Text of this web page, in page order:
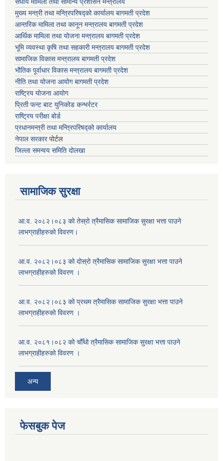
मुख्य मन्त्री तथा मन्त्रिपरिषद्को कार्यालय बागमती प्रदेश
आन्तरिक मामिला तथा कानून मन्त्रालय बागमती प्रदेश
आर्थिक मामिला तथा योजना मन्त्रालय बागमती प्रदेश
भूमि व्यवस्था कृषि तथा सहकारी मन्त्रालय बागमती प्रदेश
सामाजिक विकास मन्त्रालय बागमती प्रदेश
भौतिक पूर्वाधार विकास मन्त्रालय बागमती प्रदेश
नीति तथा योजना आयोग बागमती प्रदेश
राष्ट्रिय योजना आयोग
प्रिती फन्ट बाट युनिकोड कन्भर्रटर
राष्ट्रिय परीक्षा बोर्ड
प्रधानमन्त्री तथा मन्त्रिपरिषद्को कार्यालय
नेपाल सरकारपोर्टल
जिल्ला समन्वय समिति दोलखा
सामाजिक सुरक्षा
आ.व. २०८२।०८३ को तेस्रो त्रैमासिक सामाजिक सुरक्षा भत्ता पाउने
लाभग्राहीहरुको विवरण।
आ.व. २०८२।०८३ को दोस्रो त्रैमासिक सामाजिक सुरक्षा भत्ता पाउने
लाभग्राहीहरुको विवरण ।
आ.व. २०८२।०८३ को प्रथम त्रैमासिक सामाजिक सुरक्षा भत्ता पाउने
लाभग्राहीहरुको विवरण ।
आ.व. २०८१।०८२ को चौँथो त्रैमासिक सामाजिक सुरक्षा भत्ता पाउने
लाभग्राहीहरुको विवरण ।
अन्य
फेसबुक पेज